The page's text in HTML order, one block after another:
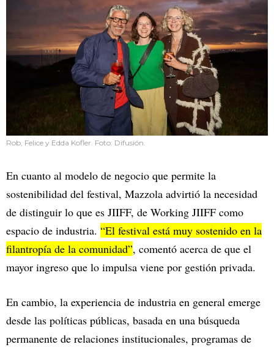
Rob, Felice y Edda Kofler. Foto: Difusión.
En cuanto al modelo de negocio que permite la
sostenibilidad del festival, Mazzola advirtió la necesidad
de distinguir lo que es JIIFF, de Working JIIFF como
espacio de industria. “El festival está muy sostenido en la
filantropía de la comunidad”, comentó acerca de que el
mayor ingreso que lo impulsa viene por gestión privada.
En cambio, la experiencia de industria en general emerge
desde las políticas públicas, basada en una búsqueda
permanente de relaciones institucionales, programas de